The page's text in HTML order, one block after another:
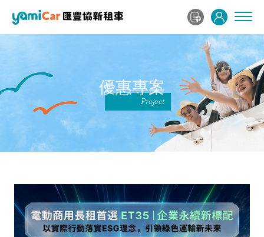
優惠專案
Project